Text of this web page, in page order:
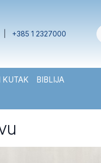
+385 1 2327000
KUTAK
BIBLIJA